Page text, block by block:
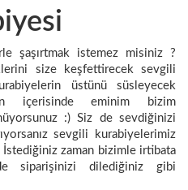
şaşırtmak istemez misiniz ?
size keşfettirecek sevgili
üstünü süsleyecek
içerisinde eminim bizim
:) Siz de sevdiğinizi
sevgili kurabiyelerimiz
zaman bizimle irtibata
siparişinizi dilediğiniz gibi